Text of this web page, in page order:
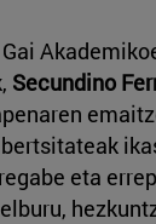
Secundino
eta